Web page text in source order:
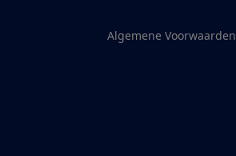
Algemene Voorwaarden